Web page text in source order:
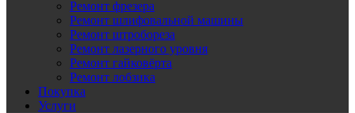
Ремонт фрезера
Ремонт шлифовальной машины
Ремонт штробореза
Ремонт лазерного уровня
Ремонт гайковёрта
Ремонт лобзика
Покупка
Услуги